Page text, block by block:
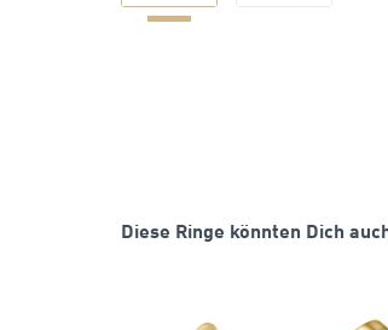
Diese Ringe könnten Dich